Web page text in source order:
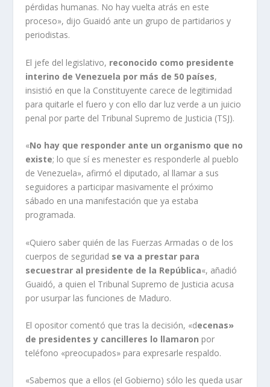
pérdidas humanas. No hay vuelta atrás en este
proceso», dijo Guaidó ante un grupo de partidarios y
periodistas.
El jefe del legislativo, reconocido como presidente
interino de Venezuela por más de 50 países,
insistió en que la Constituyente carece de legitimidad
para quitarle el fuero y con ello dar luz verde a un juicio
penal por parte del Tribunal Supremo de Justicia (TSJ).
«No hay que responder ante un organismo que no
existe; lo que sí es menester es responderle al pueblo
de Venezuela», afirmó el diputado, al llamar a sus
seguidores a participar masivamente el próximo
sábado en una manifestación que ya estaba
programada.
«Quiero saber quién de las Fuerzas Armadas o de los
cuerpos de seguridad se va a prestar para
secuestrar al presidente de la República«, añadió
Guaidó, a quien el Tribunal Supremo de Justicia acusa
por usurpar las funciones de Maduro.
El opositor comentó que tras la decisión, «decenas»
de presidentes y cancilleres lo llamaron por
teléfono «preocupados» para expresarle respaldo.
«Sabemos que a ellos (el Gobierno) sólo les queda usar